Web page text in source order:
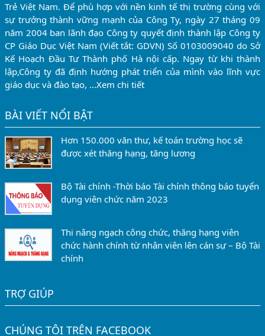
Trẻ Việt Nam. Để phù hợp với nền kinh tế thị trường cùng với
sự trưởng thành vững mạnh của Công Ty, ngày 27 tháng 09
năm 2004 ban lãnh đạo Công ty quyết định thành lập Công ty
CP Giáo Dục Việt Nam (Viết tắt: GDVN) Số 0103009040 do Sở
Kế Hoạch Đầu Tư Thành phố Hà nội cấp. Ngay từ khi thành
lập,Công ty đã định hướng phát triển của mình vào lĩnh vực
giáo dục và đào tạo, …Xem chi tiết
BÀI VIẾT NỔI BẬT
Hơn 150.000 văn thư, kế toán trường học sẽ
được xét thăng hạng, tăng lương
Bộ Tài chính -Thời báo Tài chính thông báo tuyển
dụng viên chức năm 2023
Thi nâng ngạch công chức, thăng hạng viên
chức hành chính từ nhân viên lên cán sự – Bộ Tài
chính
TRỢ GIÚP
CHÚNG TÔI TRÊN FACEBOOK